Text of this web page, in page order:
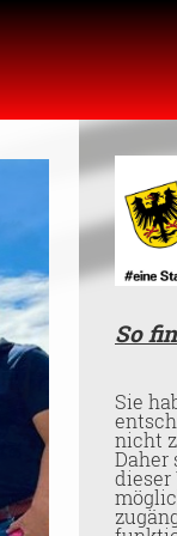
So
Sie
nicht
Daher
dieser